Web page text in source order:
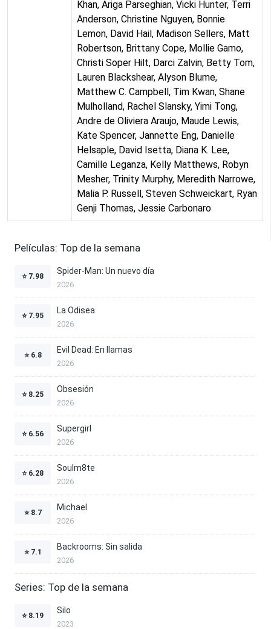
Khan, Ariga Parseghian, Vicki Hunter, Terri
Anderson, Christine Nguyen, Bonnie
Lemon, David Hail, Madison Sellers, Matt
Robertson, Brittany Cope, Mollie Gamo,
Christi Soper Hilt, Darci Zalvin, Betty Tom,
Lauren Blackshear, Alyson Blume,
Matthew C. Campbell, Tim Kwan, Shane
Mulholland, Rachel Slansky, Yimi Tong,
Andre de Oliviera Araujo, Maude Lewis,
Kate Spencer, Jannette Eng, Danielle
Helsaple, David Isetta, Diana K. Lee,
Camille Leganza, Kelly Matthews, Robyn
Mesher, Trinity Murphy, Meredith Narrowe,
Malia P. Russell, Steven Schweickart, Ryan
Genji Thomas, Jessie Carbonaro
Películas: Top de la semana
⭐ 7.98
Spider-Man: Un nuevo día
2026
⭐ 7.95
La Odisea
2026
⭐ 6.8
Evil Dead: En llamas
2026
⭐ 8.25
Obsesión
2026
⭐ 6.56
Supergirl
2026
⭐ 6.28
Soulm8te
2026
⭐ 8.7
Michael
2026
⭐ 7.1
Backrooms: Sin salida
2026
Series: Top de la semana
⭐ 8.19
Silo
2023